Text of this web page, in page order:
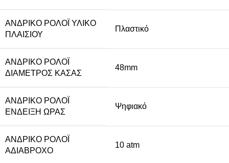
ΑΝΔΡΙΚΌ ΡΟΛΌΙ ΥΛΙΚΌ
ΠΛΑΙΣΊΟΥ
Πλαστικό
ΑΝΔΡΙΚΌ ΡΟΛΌΙ
ΔΙΆΜΕΤΡΟΣ ΚΆΣΑΣ
48mm
ΑΝΔΡΙΚΌ ΡΟΛΌΙ
ΈΝΔΕΙΞΗ ΏΡΑΣ
Ψηφιακό
ΑΝΔΡΙΚΌ ΡΟΛΌΙ
ΑΔΙΆΒΡΟΧΟ
10 atm